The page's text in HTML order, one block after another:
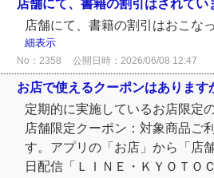
店舗にて、書籍の割引はされて
店舗にて、書籍の割引はおこな
細表示
No：2358 公開日時：2026/06/08 12:47
お店で使えるクーポンはあります
定期的に実施しているお店限定
店舗限定クーポン：対象商品ご
す。アプリの「お店」から「店
日配信「ＬＩＮＥ・ＫＹＯＴＯ